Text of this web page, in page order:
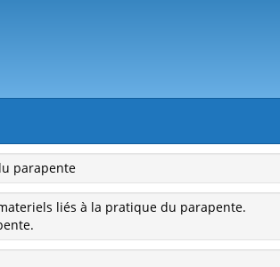
parapente
liés à la pratique du parapente.